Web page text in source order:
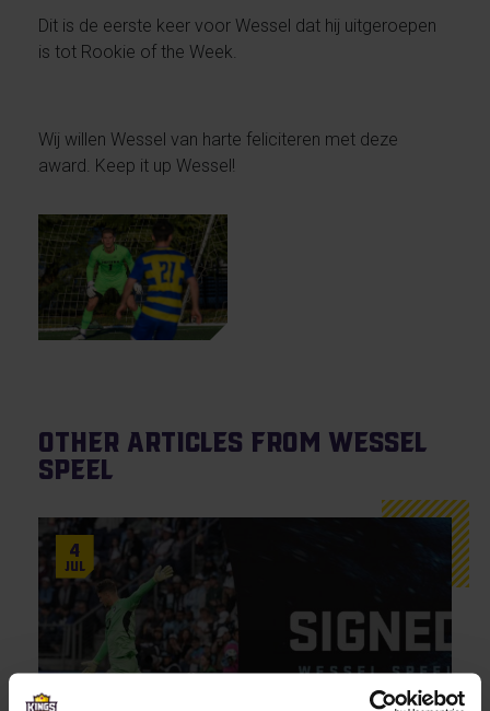
Dit is de eerste keer voor Wessel dat hij uitgeroepen
is tot Rookie of the Week.
Wij willen Wessel van harte feliciteren met deze
award. Keep it up Wessel!
Other articles from Wessel
Speel
4
Jul